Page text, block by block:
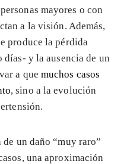
mayores o con
a la visión. Además,
produce la pérdida
y la ausencia de un
a que muchos casos
, sino a la evolución
un daño “muy raro”
una aproximación